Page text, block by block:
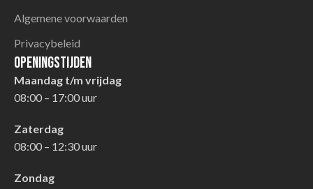
Algemene voorwaarden
Privacybeleid
Openingstijden
Maandag t/m vrijdag
08:00 – 17:00 uur
Zaterdag
08:00 – 12:30 uur
Zondag